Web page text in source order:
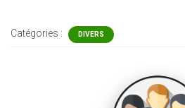
Catégories : DIVERS